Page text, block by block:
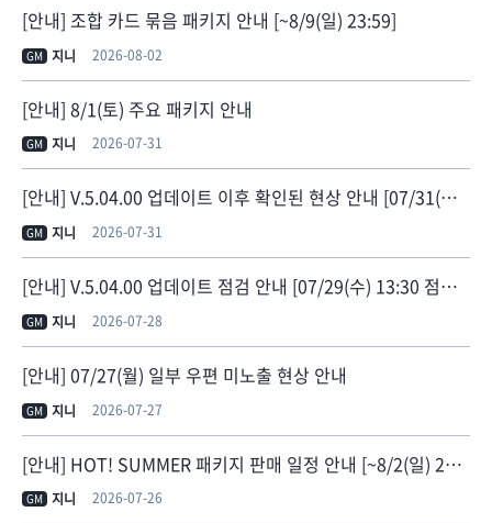
[안내] 조합 카드 묶음 패키지 안내 [~8/9(일) 23:59]
GM 지니 2026-08-02
[안내] 8/1(토) 주요 패키지 안내
GM 지니 2026-07-31
[안내] V.5.04.00 업데이트 이후 확인된 현상 안내 [07/31(금) 11:30 현상 수정]
GM 지니 2026-07-31
[안내] V.5.04.00 업데이트 점검 안내 [07/29(수) 13:30 점검 종료]
GM 지니 2026-07-28
[안내] 07/27(월) 일부 우편 미노출 현상 안내
GM 지니 2026-07-27
[안내] HOT! SUMMER 패키지 판매 일정 안내 [~8/2(일) 23:59]
GM 지니 2026-07-26